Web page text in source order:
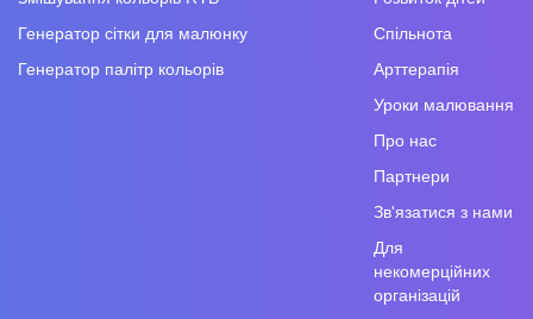
Генератор сітки для малюнку
Генератор палітр кольорів
Спільнота
Арттерапія
Уроки малювання
Про нас
Партнери
Зв'язатися з нами
Для
некомерційних
організацій